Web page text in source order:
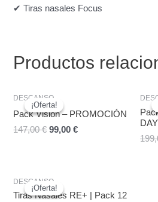
✔ Tiras nasales Focus
Productos
¡Oferta!
¡Oferta!
DESCANSO
Pack Vision – PROMOCIÓN
147,00€
precio
original
147,00 €.
99,00€
actual
99,00 €.
DAY
¡Oferta!
¡Oferta!
DESCANSO
Tiras Nasales RE+ | Pack 12
precio
original actual